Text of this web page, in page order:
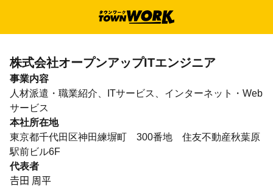
株式会社オープンアップITエンジニア
事業内容
人材派遣・職業紹介、ITサービス、インターネット・Web
サービス
本社所在地
東京都千代田区神田練塀町 300番地 住友不動産秋葉原
駅前ビル6F
代表者
𠮷田 周平